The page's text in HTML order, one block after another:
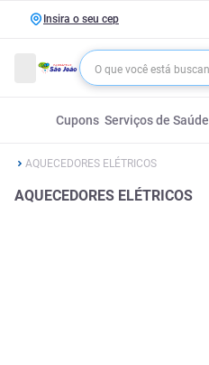
Insira o seu cep
Cupons Serviços de Saúde
AQUECEDORES ELÉTRICOS
AQUECEDORES ELÉTRICOS